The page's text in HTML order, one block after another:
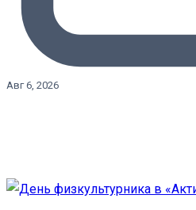
Авг 6, 2026